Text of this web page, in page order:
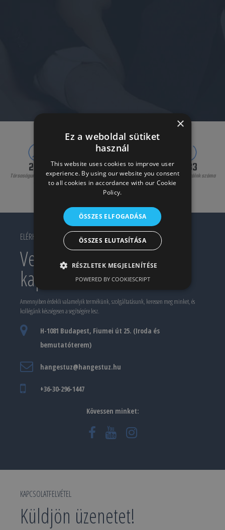
2010
Társaságunk alapításának
8288
Elégedett ügyfeleink száma
6634
Elvégzett munkáink száma
ELÉRHETŐSÉG
Vegye fel velünk a
kapcsolatot!
Amennyiben érdekli valamelyik termékünk, szolgáltatásunk, keressen meg minket, és
kollégánk készségesen a segítségére lesz.
H-1081 Budapest, Fiumei út 25. (Iroda és
bemutatóterem)
hangestuz@hangestuz.hu
+36-30-296-1447
Kövessen minket:
KAPCSOLATFELVÉTEL
Küldjön üzenetet!
×
Ez a weboldal sütiket
használ
This website uses cookies to improve user
experience. By using our website you consent
to all cookies in accordance with our Cookie
Policy.
ÖSSZES ELFOGADÁSA
ÖSSZES ELUTASÍTÁSA
RÉSZLETEK MEGJELENÍTÉSE
POWERED BY COOKIESCRIPT